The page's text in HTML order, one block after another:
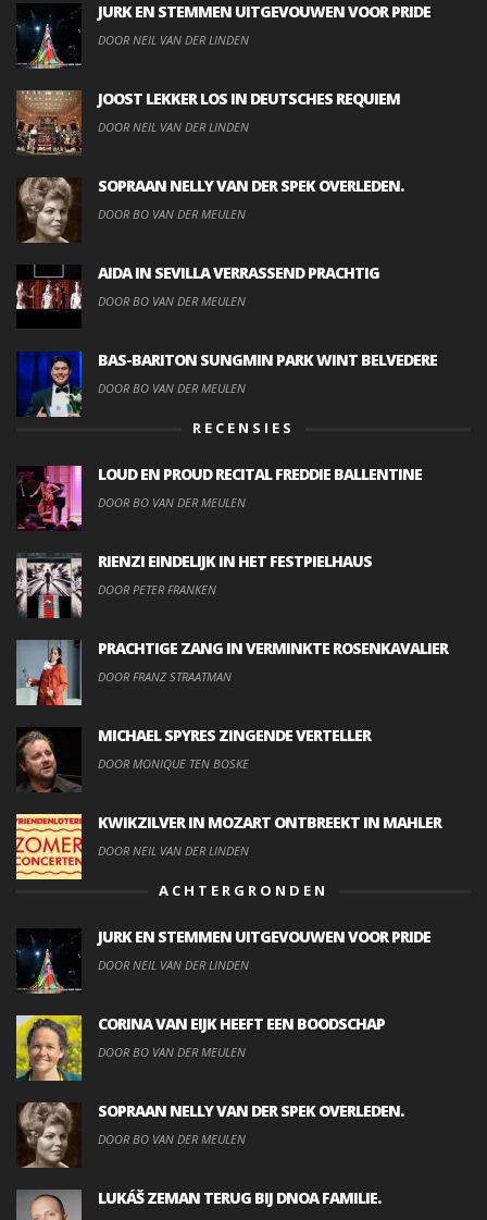
JURK EN STEMMEN UITGEVOUWEN VOOR PRIDE
DOOR NEIL VAN DER LINDEN
JOOST LEKKER LOS IN DEUTSCHES REQUIEM
DOOR NEIL VAN DER LINDEN
SOPRAAN NELLY VAN DER SPEK OVERLEDEN.
DOOR BO VAN DER MEULEN
AIDA IN SEVILLA VERRASSEND PRACHTIG
DOOR BO VAN DER MEULEN
BAS-BARITON SUNGMIN PARK WINT BELVEDERE
DOOR BO VAN DER MEULEN
RECENSIES
LOUD EN PROUD RECITAL FREDDIE BALLENTINE
DOOR BO VAN DER MEULEN
RIENZI EINDELIJK IN HET FESTPIELHAUS
DOOR PETER FRANKEN
PRACHTIGE ZANG IN VERMINKTE ROSENKAVALIER
DOOR FRANZ STRAATMAN
MICHAEL SPYRES ZINGENDE VERTELLER
DOOR MONIQUE TEN BOSKE
KWIKZILVER IN MOZART ONTBREEKT IN MAHLER
DOOR NEIL VAN DER LINDEN
ACHTERGRONDEN
JURK EN STEMMEN UITGEVOUWEN VOOR PRIDE
DOOR NEIL VAN DER LINDEN
CORINA VAN EIJK HEEFT EEN BOODSCHAP
DOOR BO VAN DER MEULEN
SOPRAAN NELLY VAN DER SPEK OVERLEDEN.
DOOR BO VAN DER MEULEN
LUKÁŠ ZEMAN TERUG BIJ DNOA FAMILIE.